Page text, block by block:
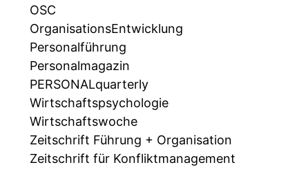
OSC
OrganisationsEntwicklung
Personalführung
Personalmagazin
PERSONALquarterly
Wirtschaftspsychologie
Wirtschaftswoche
Zeitschrift Führung + Organisation
Zeitschrift für Konfliktmanagement